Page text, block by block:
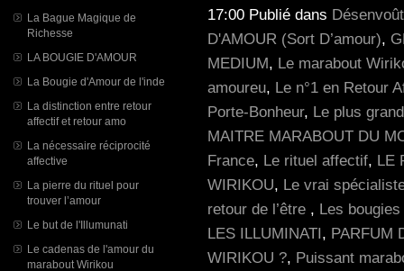
La Bague Magique de
Richesse
LA BOUGIE D'AMOUR
La Bougie d'Amour de l'inde
La distinction entre retour
affectif et retour amo
La nécessaire réciprocité
affective
La pierre du rituel pour
trouver l’amour
Le but de l'Illumunati
Le cadenas de l'amour du
marabout Wirikou
17:00 Publié dans
D'AMOUR (Sort D’amour),
MEDIUM, Le marabout
amoureu, Le n°1 en Retour
Porte-Bonheur, Le plus
MAITRE MARABOUT DU
France, Le rituel affectif, LE
WIRIKOU, Le vrai
retour de l’être , Les
LES ILLUMINATI, PARFUM
WIRIKOU ?, Puissant